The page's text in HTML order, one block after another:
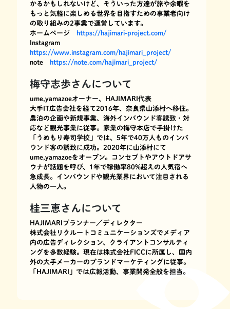
かるかもしれないけど、そういった方達が旅や余暇を
もっと気軽に楽しめる世界を目指すための事業者向け
の取り組みの2事業で運営しています。
ホームページ
https://hajimari-project.com/
Instagram
https://www.instagram.com/hajimari_project/
note
https://note.com/hajimari_project/
梅守志歩さんについて
ume,yamazoeオーナー、HAJIMARI代表
大手IT広告会社を経て2016年、奈良県山添村へ移住。
農泊の企画や新規事業、海外インバウンド客誘致・対
応など観光事業に従事。家業の梅守本店で手掛けた
「うめもり寿司学校」では、5年で40万人ものインバ
ウンド客の誘致に成功。2020年に山添村にて
ume,yamazoeをオープン。コンセプトやアウトドアサ
ウナが話題を呼び、1年で稼働率80%超えの人気宿へ
急成長。インバウンドや観光業界において注目される
人物の一人。
桂三恵さんについて
HAJIMARIプランナー／ディレクター
株式会社リクルートコミュニケーションズでメディア
内の広告ディレクション、クライアントコンサルティ
ングを多数経験。現在は株式会社FICCに所属し、国内
外の大手メーカーのブランドマーケティングに従事。
「HAJIMARI」では広報活動、事業開発全般を担当。